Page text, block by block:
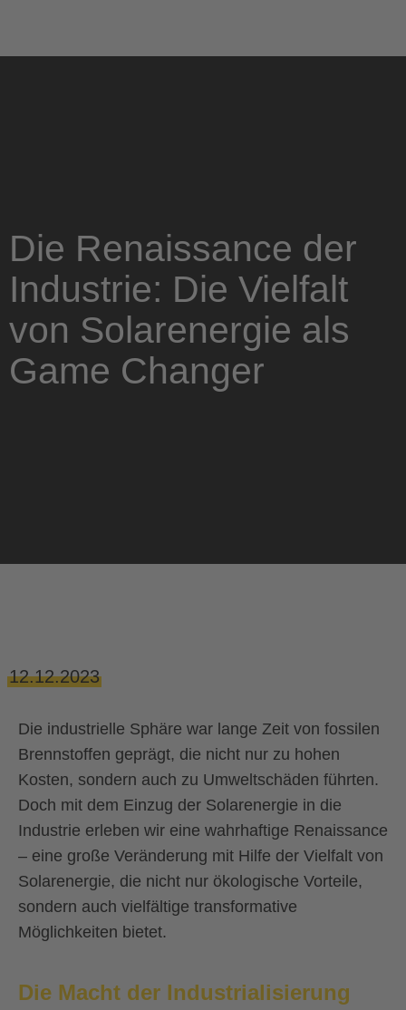
Die Renaissance der
Industrie: Die Vielfalt
von Solarenergie als
Game Changer
12.12.2023
Die industrielle Sphäre war lange Zeit von fossilen
Brennstoffen geprägt, die nicht nur zu hohen
Kosten, sondern auch zu Umweltschäden führten.
Doch mit dem Einzug der Solarenergie in die
Industrie erleben wir eine wahrhaftige Renaissance
– eine große Veränderung mit Hilfe der Vielfalt von
Solarenergie, die nicht nur ökologische Vorteile,
sondern auch vielfältige transformative
Möglichkeiten bietet.
Die Macht der Industrialisierung